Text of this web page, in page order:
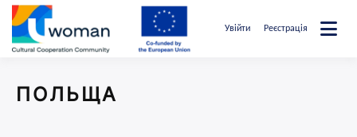
Перейти
до
вмісту
Увійти Реєстрація
ПОЛЬЩА